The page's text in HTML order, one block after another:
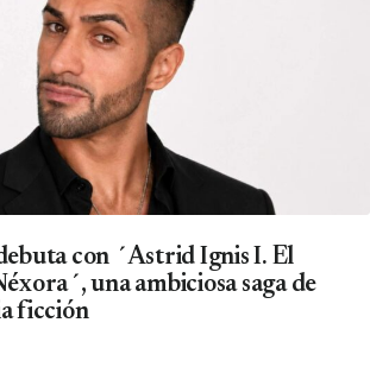
con ´Astrid Ignis I. El
una ambiciosa saga de
ficción